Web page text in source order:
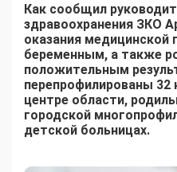
Как сообщил
здравоохранения ЗКО
оказания
беременным, а также
положительным
перепрофилированы 32
центре области,
городской
детской больницах.